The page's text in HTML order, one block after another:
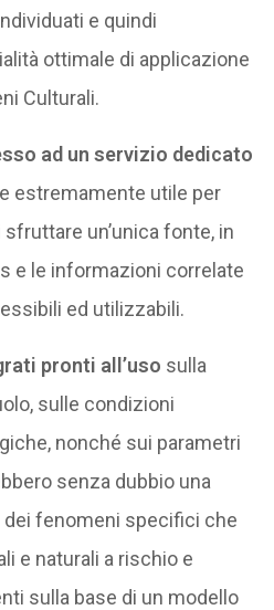
e quindi
ottimale di applicazione
Culturali.
ad un servizio dedicato
estremamente utile per
un’unica fonte, in
e le informazioni correlate
ed utilizzabili.
pronti all’uso sulla
sulle condizioni
nonché sui parametri
senza dubbio una
fenomeni specifici che
e naturali a rischio e
sulla base di un modello